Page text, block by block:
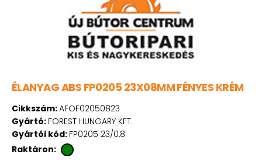
ÉLANYAG ABS FP0205 23X08MM FÉNYES KRÉM
Cikkszám:AFOF02050823
Gyártó: FOREST HUNGARY KFT.
Gyártói kód: FP0205 23/0,8
Raktáron: